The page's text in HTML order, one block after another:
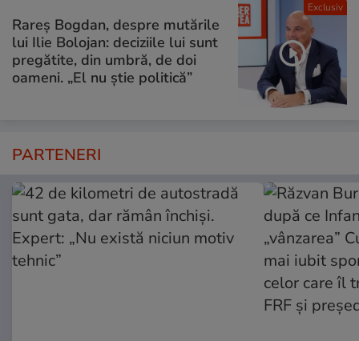
Exclusiv
Rareș Bogdan, despre mutările
lui Ilie Bolojan: deciziile lui sunt
pregătite, din umbră, de doi
oameni. „El nu știe politică”
PARTENERI